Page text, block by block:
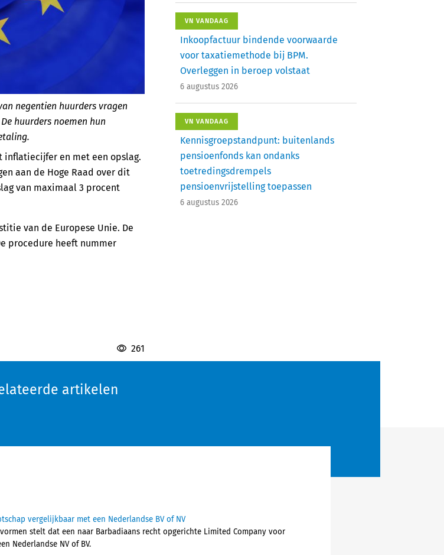
negentien huurders vragen
huurders noemen hun
inflatiecijfer en met een opslag.
aan de Hoge Raad over dit
van maximaal 3 procent
van de Europese Unie. De
procedure heeft nummer
261
VN VANDAAG
Inkoopfactuur bindende voorwaarde
voor taxatiemethode bij BPM.
Overleggen in beroep volstaat
6 augustus 2026
VN VANDAAG
Kennisgroepstandpunt: buitenlands
pensioenfonds kan ondanks
toetredingsdrempels
pensioenvrijstelling toepassen
6 augustus 2026
artikelen
vergelijkbaar met een Nederlandse BV of NV
stelt dat een naar Barbadiaans recht opgerichte Limited Company voor
Nederlandse NV of BV.